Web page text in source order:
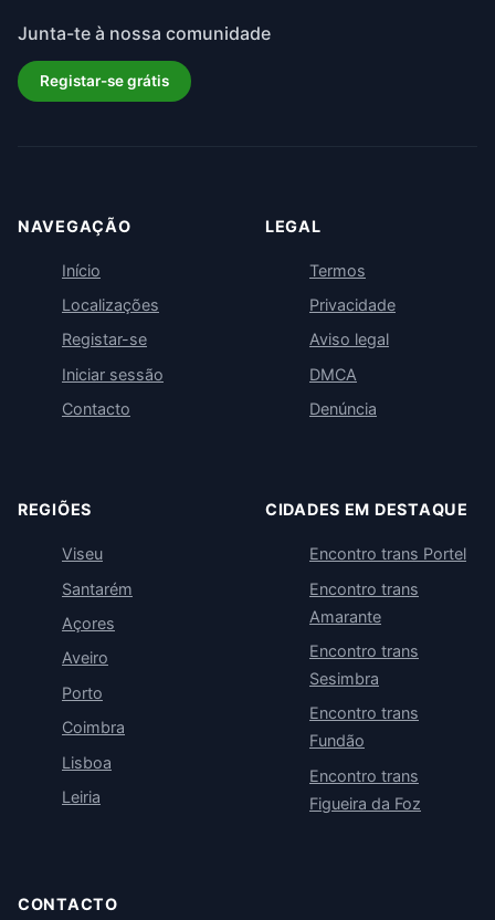
Junta-te à nossa comunidade
Registar-se grátis
NAVEGAÇÃO
Início
Localizações
Registar-se
Iniciar sessão
Contacto
LEGAL
Termos
Privacidade
Aviso legal
DMCA
Denúncia
REGIÕES
Viseu
Santarém
Açores
Aveiro
Porto
Coimbra
Lisboa
Leiria
CIDADES EM DESTAQUE
Encontro trans Portel
Encontro trans
Amarante
Encontro trans
Sesimbra
Encontro trans
Fundão
Encontro trans
Figueira da Foz
CONTACTO